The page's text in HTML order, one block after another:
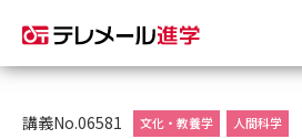
資料請求
講義No.06581 文化・教養学 人間科学